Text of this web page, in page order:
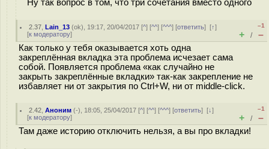
Ну так вопрос в том, что три сочетания вместо одного
2.37 ,Lain_13 (ok), 19:17, 20/04/2017 [^] [^^] [^^^] [ответить][↑]
[к модератору]
–1
+ / –
Как только у тебя оказывается хоть одна
закреплённая вкладка эта проблема исчезает сама
собой. Появляется проблема «как случайно не
закрыть закреплённые вкладки» так-как закрепление не
избавляет ни от закрытия по Ctrl+W, ни от middle-click.
2.42 ,Аноним (-), 18:05, 25/04/2017 [^] [^^] [^^^] [ответить][↓]
[к модератору]
–1
+ / –
Там даже историю отключить нельзя, а вы про вкладки!